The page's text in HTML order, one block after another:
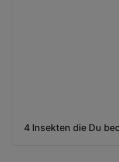
4 Insekten die Du